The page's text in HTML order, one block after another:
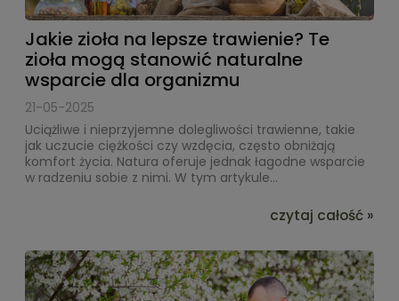
Jakie zioła na lepsze trawienie? Te
zioła mogą stanowić naturalne
wsparcie dla organizmu
21-05-2025
Uciążliwe i nieprzyjemne dolegliwości trawienne, takie
jak uczucie ciężkości czy wzdęcia, często obniżają
komfort życia. Natura oferuje jednak łagodne wsparcie
w radzeniu sobie z nimi. W tym artykule...
czytaj całość »